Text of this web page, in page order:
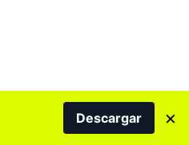
Descargar ×